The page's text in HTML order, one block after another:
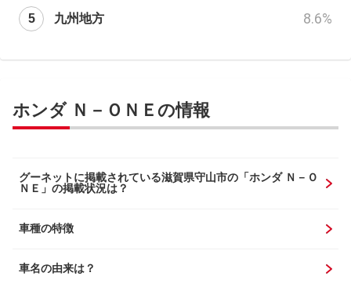
九州地方 8.6%
ホンダ Ｎ－ＯＮＥの情報
グーネットに掲載されている滋賀県守山市の「ホンダ Ｎ－Ｏ
ＮＥ」の掲載状況は？
車種の特徴
車名の由来は？